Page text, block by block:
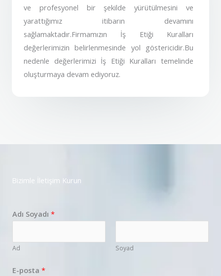
ve profesyonel bir şekilde yürütülmesini ve
yarattığımız itibarın devamını
sağlamaktadır.Firmamızın İş Etiği Kuralları
değerlerimizin belirlenmesinde yol göstericidir.Bu
nedenle değerlerimizi İş Etiği Kuralları temelinde
oluşturmaya devam ediyoruz.
Bizimle İletişim Kurun
Adı Soyadı *
Ad Soyad
E-posta *